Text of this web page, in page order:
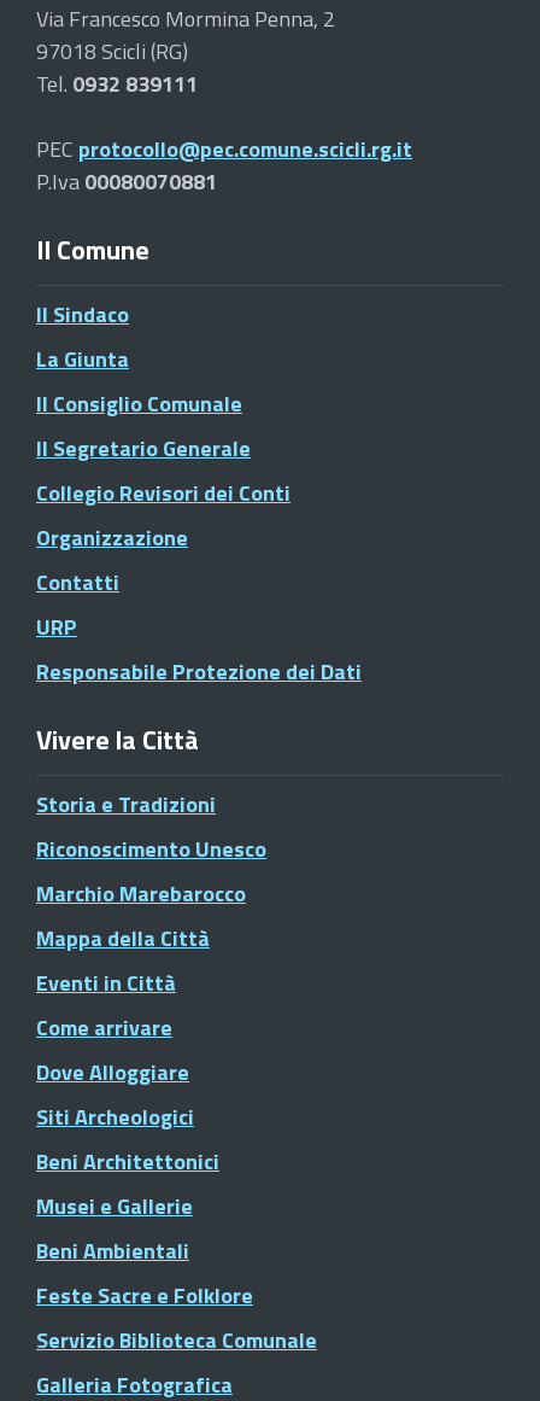
Via Francesco Mormina Penna, 2
97018 Scicli (RG)
Tel. 0932 839111
PEC protocollo@pec.comune.scicli.rg.it
P.Iva00080070881
Il Comune
Il Sindaco
La Giunta
Il Consiglio Comunale
Il Segretario Generale
Collegio Revisori dei Conti
Organizzazione
Contatti
URP
Responsabile Protezione dei Dati
Vivere la Città
Storia e Tradizioni
Riconoscimento Unesco
Marchio Marebarocco
Mappa della Città
Eventi in Città
Come arrivare
Dove Alloggiare
Siti Archeologici
Beni Architettonici
Musei e Gallerie
Beni Ambientali
Feste Sacre e Folklore
Servizio Biblioteca Comunale
Galleria Fotografica